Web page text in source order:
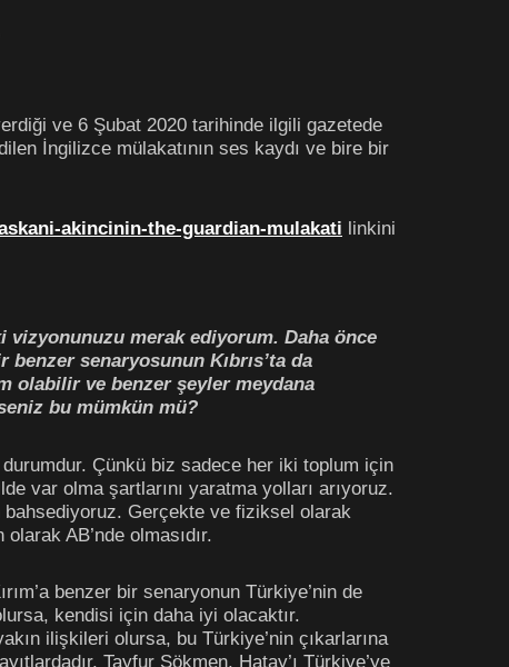
ve 6 Şubat 2020 tarihinde ilgili gazetede
İngilizce mülakatının ses kaydı ve bire bir
akincinin-the-guardian-mulakati linkini
vizyonunuzu merak ediyorum. Daha önce
benzer senaryosunun Kıbrıs’ta da
olabilir ve benzer şeyler meydana
bu mümkün mü?
Çünkü biz sadece her iki toplum için
var olma şartlarını yaratma yolları arıyoruz.
bahsediyoruz. Gerçekte ve fiziksel olarak
AB’nde olmasıdır.
benzer bir senaryonun Türkiye’nin de
kendisi için daha iyi olacaktır.
ilişkileri olursa, bu Türkiye’nin çıkarlarına
Tayfur Sökmen, Hatay’ı Türkiye’ye